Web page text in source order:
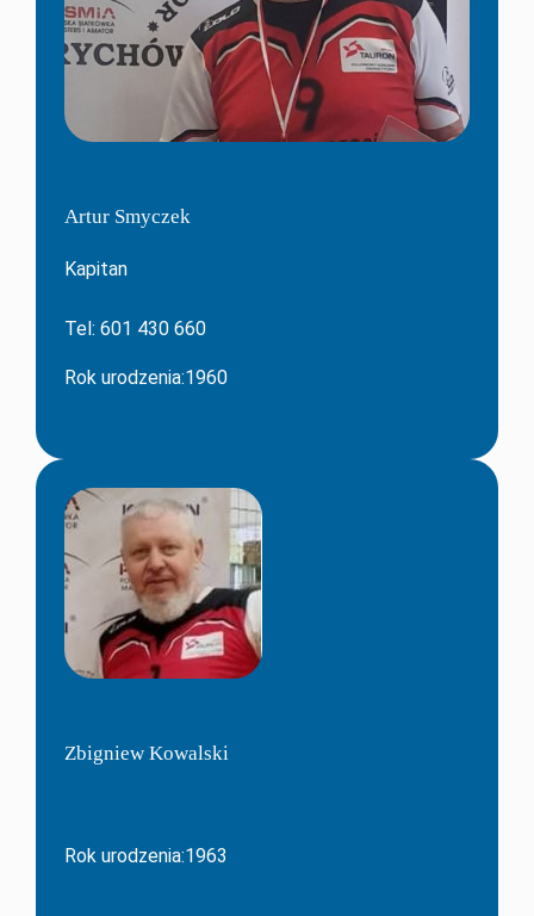
Artur Smyczek
Kapitan
Tel: 601 430 660
Rok urodzenia:1960
Zbigniew Kowalski
Rok urodzenia:1963